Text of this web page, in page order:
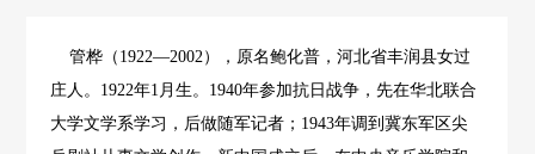
管桦（1922―2002），原名鲍化普，河北省丰润县女过
庄人。1922年1月生。1940年参加抗日战争，先在华北联合
大学文学系学习，后做随军记者；1943年调到冀东军区尖